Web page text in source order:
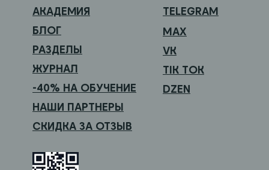
АКАДЕМИЯ
MAX
TELEGRAM
VK
TIK TOK
DZEN
БЛОГ
РАЗДЕЛЫ
-40% НА ОБУЧЕНИЕ
СКИДКА ЗА ОТЗЫВ
НАШИ ПАРТНЕРЫ
ЖУРНАЛ